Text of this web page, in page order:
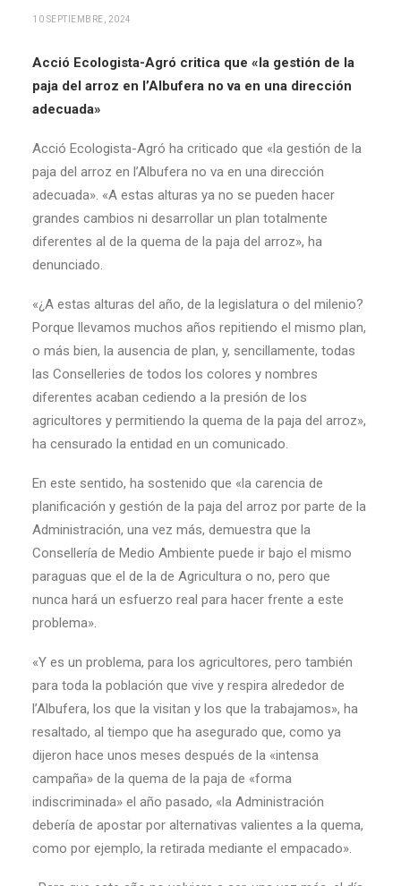
10 SEPTIEMBRE, 2024
Acció Ecologista-Agró critica que «la gestión de la
paja del arroz en l’Albufera no va en una dirección
adecuada»
Acció Ecologista-Agró ha criticado que «la gestión de la
paja del arroz en l’Albufera no va en una dirección
adecuada». «A estas alturas ya no se pueden hacer
grandes cambios ni desarrollar un plan totalmente
diferentes al de la quema de la paja del arroz», ha
denunciado.
«¿A estas alturas del año, de la legislatura o del milenio?
Porque llevamos muchos años repitiendo el mismo plan,
o más bien, la ausencia de plan, y, sencillamente, todas
las Conselleries de todos los colores y nombres
diferentes acaban cediendo a la presión de los
agricultores y permitiendo la quema de la paja del arroz»,
ha censurado la entidad en un comunicado.
En este sentido, ha sostenido que «la carencia de
planificación y gestión de la paja del arroz por parte de la
Administración, una vez más, demuestra que la
Consellería de Medio Ambiente puede ir bajo el mismo
paraguas que el de la de Agricultura o no, pero que
nunca hará un esfuerzo real para hacer frente a este
problema».
«Y es un problema, para los agricultores, pero también
para toda la población que vive y respira alrededor de
l’Albufera, los que la visitan y los que la trabajamos», ha
resaltado, al tiempo que ha asegurado que, como ya
dijeron hace unos meses después de la «intensa
campaña» de la quema de la paja de «forma
indiscriminada» el año pasado, «la Administración
debería de apostar por alternativas valientes a la quema,
como por ejemplo, la retirada mediante el empacado».